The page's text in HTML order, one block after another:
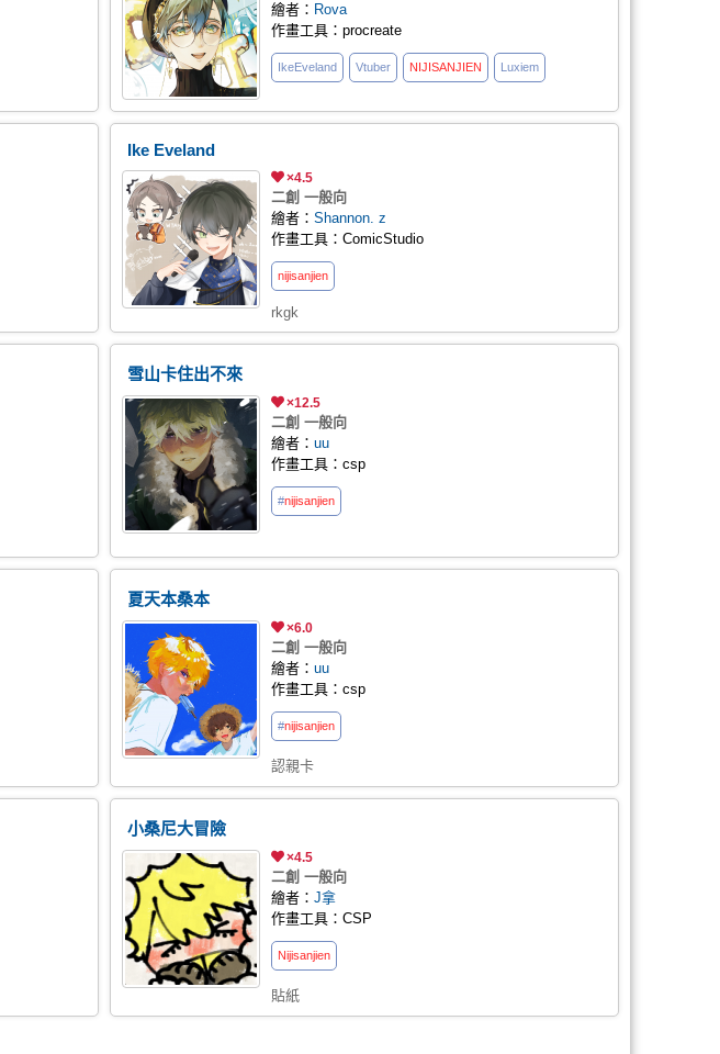
繪者： Rova
作畫工具：procreate
IkeEveland Vtuber NIJISANJIEN Luxiem
Ike Eveland
×4.5
二創 一般向
繪者： Shannon. z
作畫工具：ComicStudio
nijisanjien
rkgk
雪山卡住出不來
×12.5
二創 一般向
繪者： uu
作畫工具：csp
#nijisanjien
夏天本桑本
×6.0
二創 一般向
繪者： uu
作畫工具：csp
#nijisanjien
認親卡
小桑尼大冒險
×4.5
二創 一般向
繪者： J拿
作畫工具：CSP
Nijisanjien
貼紙